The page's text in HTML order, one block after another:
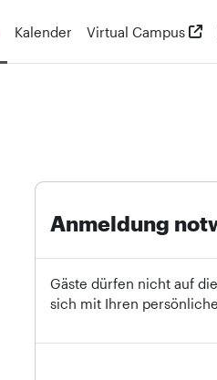
Kalender Virtual Campus
Anmeldung
Gäste dürfen nicht auf
sich mit Ihren